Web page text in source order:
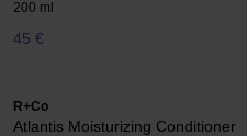
200 ml
45 €
R+Co
Atlantis Moisturizing Conditioner